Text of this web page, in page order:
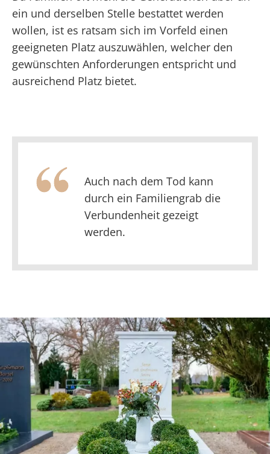
ein und derselben Stelle bestattet werden
wollen, ist es ratsam sich im Vorfeld einen
geeigneten Platz auszuwählen, welcher den
gewünschten Anforderungen entspricht und
ausreichend Platz bietet.
Auch nach dem Tod kann
durch ein Familiengrab die
Verbundenheit gezeigt
werden.